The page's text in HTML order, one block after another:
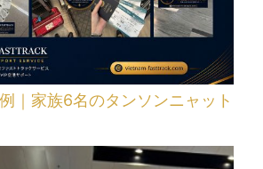
｜家族6名のタンソンニャット